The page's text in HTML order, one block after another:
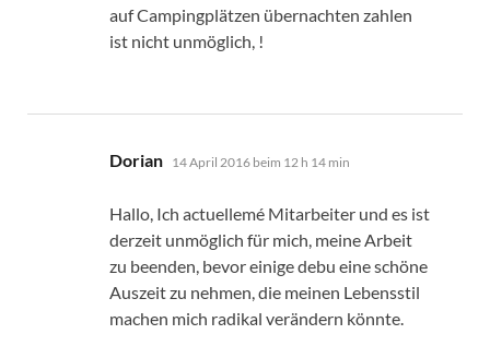
auf Campingplätzen übernachten zahlen
ist nicht unmöglich, !
Dorian sagt:
14 April 2016 beim 12 h 14 min
Hallo, Ich actuellemé Mitarbeiter und es ist
derzeit unmöglich für mich, meine Arbeit
zu beenden, bevor einige debu eine schöne
Auszeit zu nehmen, die meinen Lebensstil
machen mich radikal verändern könnte.